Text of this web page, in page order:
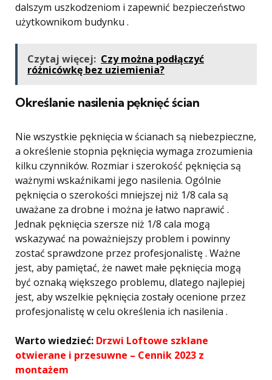
dalszym uszkodzeniom i zapewnić bezpieczeństwo
użytkownikom budynku .
Czytaj więcej: Czy można podłączyć
różnicówkę bez uziemienia?
Określanie nasilenia pęknięć ścian
Nie wszystkie pęknięcia w ścianach są niebezpieczne,
a określenie stopnia pęknięcia wymaga zrozumienia
kilku czynników. Rozmiar i szerokość pęknięcia są
ważnymi wskaźnikami jego nasilenia. Ogólnie
pęknięcia o szerokości mniejszej niż 1/8 cala są
uważane za drobne i można je łatwo naprawić .
Jednak pęknięcia szersze niż 1/8 cala mogą
wskazywać na poważniejszy problem i powinny
zostać sprawdzone przez profesjonalistę . Ważne
jest, aby pamiętać, że nawet małe pęknięcia mogą
być oznaką większego problemu, dlatego najlepiej
jest, aby wszelkie pęknięcia zostały ocenione przez
profesjonalistę w celu określenia ich nasilenia .
Warto wiedzieć: Drzwi Loftowe szklane
otwierane i przesuwne – Cennik 2023 z
montażem